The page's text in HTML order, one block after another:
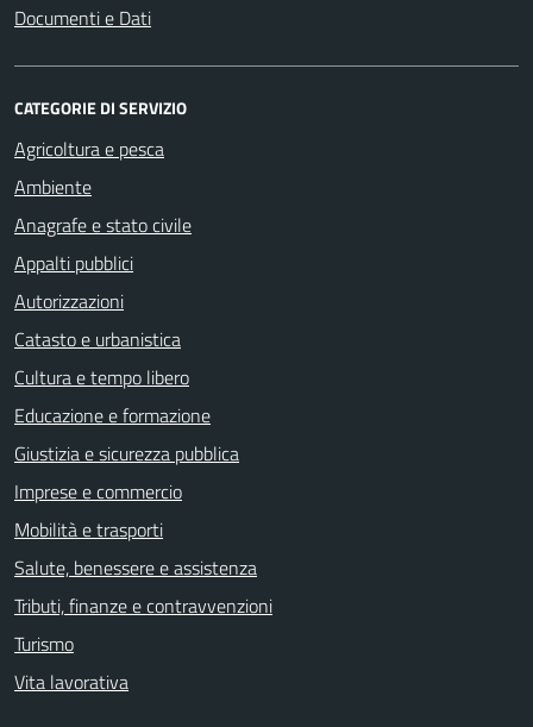
Documenti e Dati
CATEGORIE DI SERVIZIO
Agricoltura e pesca
Ambiente
Anagrafe e stato civile
Appalti pubblici
Autorizzazioni
Catasto e urbanistica
Cultura e tempo libero
Educazione e formazione
Giustizia e sicurezza pubblica
Imprese e commercio
Mobilità e trasporti
Salute, benessere e assistenza
Tributi, finanze e contravvenzioni
Turismo
Vita lavorativa